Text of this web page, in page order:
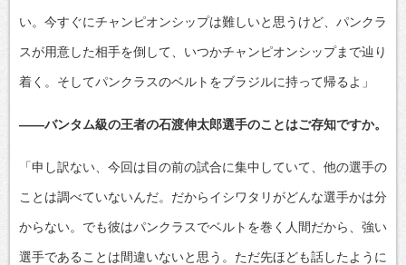
い。今すぐにチャンピオンシップは難しいと思うけど、パンクラ
スが用意した相手を倒して、いつかチャンピオンシップまで辿り
着く。そしてパンクラスのベルトをブラジルに持って帰るよ」
――バンタム級の王者の石渡伸太郎選手のことはご存知ですか。
「申し訳ない、今回は目の前の試合に集中していて、他の選手の
ことは調べていないんだ。だからイシワタリがどんな選手かは分
からない。でも彼はパンクラスでベルトを巻く人間だから、強い
選手であることは間違いないと思う。ただ先ほども話したように